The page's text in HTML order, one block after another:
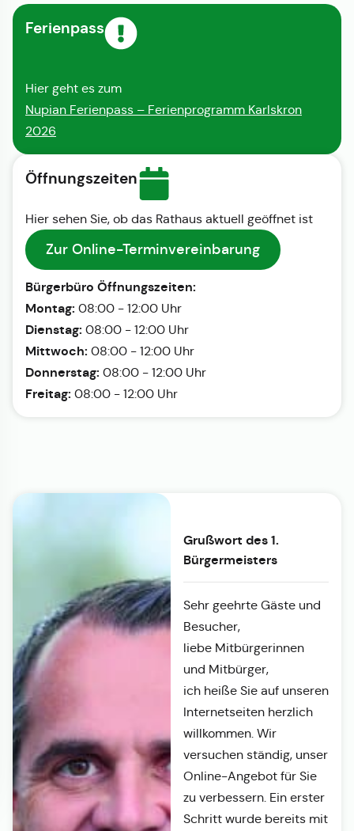
Ferienpass
Hier geht es zum
Nupian Ferienpass – Ferienprogramm Karlskron
2026
Öffnungszeiten
Hier sehen Sie, ob das Rathaus aktuell geöffnet ist
Zur Online-Terminvereinbarung
Bürgerbüro Öffnungszeiten:
Montag: 08:00 - 12:00 Uhr
Dienstag: 08:00 - 12:00 Uhr
Mittwoch: 08:00 - 12:00 Uhr
Donnerstag: 08:00 - 12:00 Uhr
Freitag: 08:00 - 12:00 Uhr
Grußwort des 1.
Bürgermeisters
Sehr geehrte Gäste und
Besucher,
liebe Mitbürgerinnen
und Mitbürger,
ich heiße Sie auf unseren
Internetseiten herzlich
willkommen. Wir
versuchen ständig, unser
Online-Angebot für Sie
zu verbessern. Ein erster
Schritt wurde bereits mit